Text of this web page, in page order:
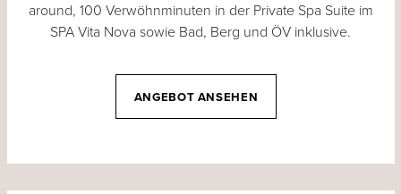
around, 100 Verwöhnminuten in der Private Spa Suite im
SPA Vita Nova sowie Bad, Berg und ÖV inklusive.
ANGEBOT ANSEHEN